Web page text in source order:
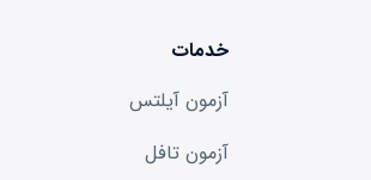
خدمات
آزمون آیلتس
آزمون تافل